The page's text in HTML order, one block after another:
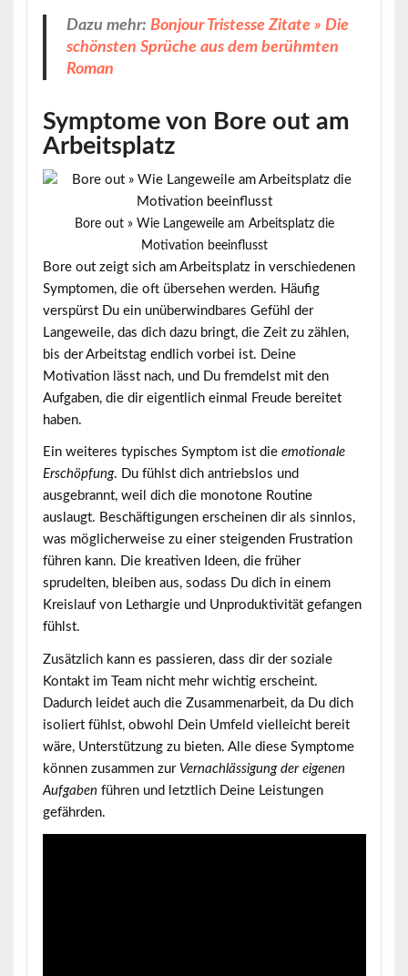
Dazu mehr: Bonjour Tristesse Zitate » Die
schönsten Sprüche aus dem berühmten
Roman
Symptome von Bore out am
Arbeitsplatz
Bore out » Wie Langeweile am Arbeitsplatz die
Motivation beeinflusst
Bore out zeigt sich am Arbeitsplatz in verschiedenen
Symptomen, die oft übersehen werden. Häufig
verspürst Du ein unüberwindbares Gefühl der
Langeweile, das dich dazu bringt, die Zeit zu zählen,
bis der Arbeitstag endlich vorbei ist. Deine
Motivation lässt nach, und Du fremdelst mit den
Aufgaben, die dir eigentlich einmal Freude bereitet
haben.
Ein weiteres typisches Symptom ist die emotionale
Erschöpfung. Du fühlst dich antriebslos und
ausgebrannt, weil dich die monotone Routine
auslaugt. Beschäftigungen erscheinen dir als sinnlos,
was möglicherweise zu einer steigenden Frustration
führen kann. Die kreativen Ideen, die früher
sprudelten, bleiben aus, sodass Du dich in einem
Kreislauf von Lethargie und Unproduktivität gefangen
fühlst.
Zusätzlich kann es passieren, dass dir der soziale
Kontakt im Team nicht mehr wichtig erscheint.
Dadurch leidet auch die Zusammenarbeit, da Du dich
isoliert fühlst, obwohl Dein Umfeld vielleicht bereit
wäre, Unterstützung zu bieten. Alle diese Symptome
können zusammen zur Vernachlässigung der eigenen
Aufgaben führen und letztlich Deine Leistungen
gefährden.